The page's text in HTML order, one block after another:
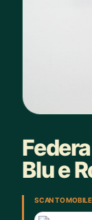
Blu e
SCAN TO MOBILE